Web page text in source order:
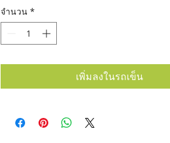
จำนวน *
เพิ่มลงในรถเข็น